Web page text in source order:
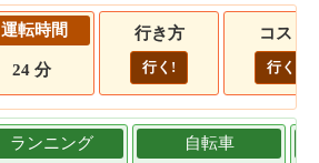
運転時間
24 分
行き方
行く!
コスト
行く!
ランニング
自転車